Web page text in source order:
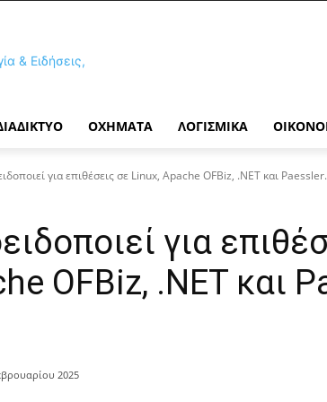
ΟΧΉΜΑΤΑ ΛΟΓΙΣΜΙΚΆ
για επιθέσεις σε Linux, Apache OFBiz, .NET και
για
OFBiz, .NET και
2025